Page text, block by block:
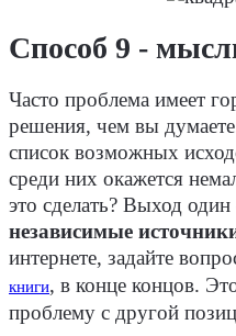
Способ 9 -
Часто проблема имеет
решения, чем вы
список возможных
среди них окажется
это сделать? Выход один
независимые
интернете, задайте
книги, в конце концов.
проблему с другой